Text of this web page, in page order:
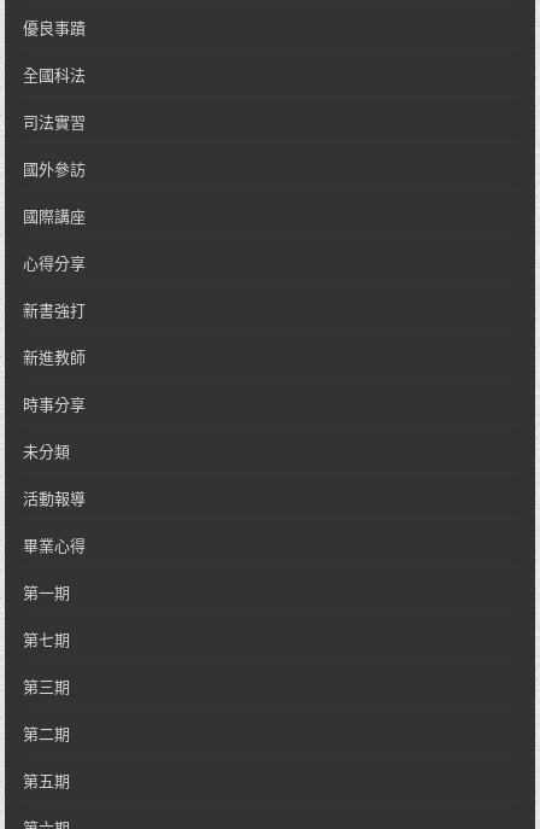
優良事蹟
全國科法
司法實習
國外參訪
國際講座
心得分享
新書強打
新進教師
時事分享
未分類
活動報導
畢業心得
第一期
第七期
第三期
第二期
第五期